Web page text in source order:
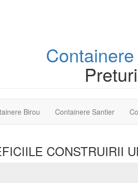
Containere
Birou Containere Santier
CONSTRUIRII